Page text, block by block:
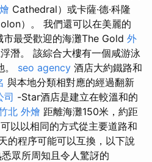
Cathedral）或卡薩·德·科隆
）。 我們還可以在美麗的
最受歡迎的海灘The Gold 外
潛。 該綜合大樓有一個咸游泳
seo agency 酒店大約鐵路和
與本地分類相對應的經過翻新
司 -Star酒店是建立在較溫和的
北 外燴 距離海灘150米，約距
可以以相同的方式從主要道路和
的程序可能可以互換，以下說
眾所周知且令人驚訝的